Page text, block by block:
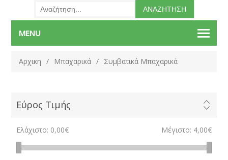
MENU
Αρχικη / Μπαχαρικά / Συμβατικά Μπαχαρικά
Εύρος Τιμής
Ελάχιστο: 0,00€ Μέγιστο: 4,00€